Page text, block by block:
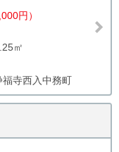
円）
㎡
寺西入中務町